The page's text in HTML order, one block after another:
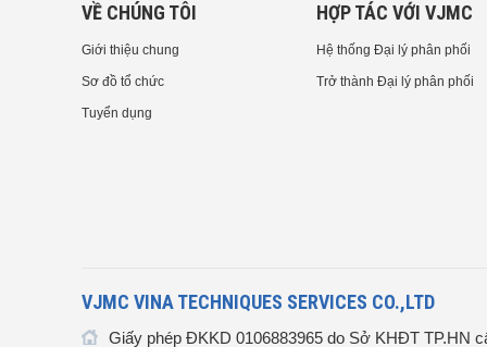
VỀ CHÚNG TÔI
Giới thiệu chung
Sơ đồ tổ chức
Tuyển dụng
HỢP TÁC VỚI VJMC
Hệ thống Đại lý phân phối
Trở thành Đại lý phân phối
VJMC VINA TECHNIQUES SERVICES CO.,LTD
Giấy phép ĐKKD 0106883965 do Sở KHĐT TP.HN